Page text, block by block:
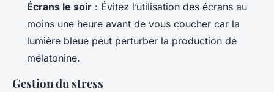
Écrans le soir : Évitez l’utilisation des écrans au
moins une heure avant de vous coucher car la
lumière bleue peut perturber la production de
mélatonine.
Gestion du stress